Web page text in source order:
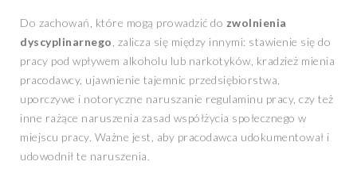
Do zachowań, które mogą prowadzić do zwolnienia
dyscyplinarnego , zalicza się między innymi: stawienie się do
pracy pod wpływem alkoholu lub narkotyków, kradzież mienia
pracodawcy, ujawnienie tajemnic przedsiębiorstwa,
uporczywe i notoryczne naruszanie regulaminu pracy, czy też
inne rażące naruszenia zasad współżycia społecznego w
miejscu pracy. Ważne jest, aby pracodawca udokumentował i
udowodnił te naruszenia.